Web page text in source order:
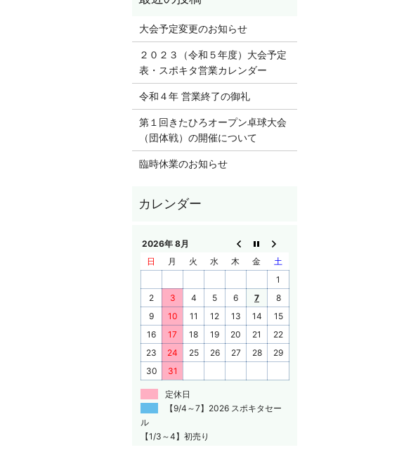
大会予定変更のお知らせ
２０２３（令和５年度）大会予定
表・スポキタ営業カレンダー
令和４年 営業終了の御礼
第１回きたひろオープン卓球大会
（団体戦）の開催について
臨時休業のお知らせ
2026年 8月
日
月 火 水 木 金
土
1
2
3 4 5 6 7
8
9
10 11 12 13 14
15
16
17 18 19 20 21
22
23
24 25 26 27 28
29
30
31
定休日
【9/4～7】2026 スポキタセー
ル
【1/3～4】初売り